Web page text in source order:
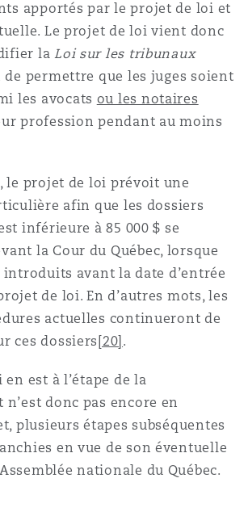
apportés par le projet de loi et
Le projet de loi vient donc
laLoi sur les tribunaux
de permettre que les juges soient
les avocats ou les notaires
profession pendant au moins
le projet de loi prévoit une
afin que les dossiers
inférieure à 85 000 $ se
la Cour du Québec, lorsque
avant la date d’entrée
de loi. En d’autres mots, les
actuelles continueront de
ces dossiers [20] .
est à l’étape de la
donc pas encore en
plusieurs étapes subséquentes
en vue de son éventuelle
nationale du Québec.